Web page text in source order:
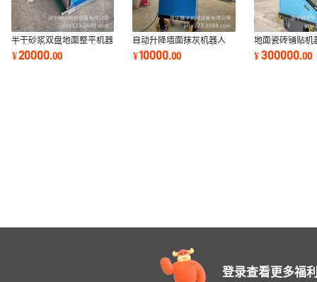
半干砂浆双盘地面整平机器
人 激光地面整平机器人厂
家
¥20000.00
自动升降墙面抹灰机器人
砂浆抹灰机器人 墙体抹灰
机器人
¥10000.00
地面瓷砖铺贴机
铺贴机器人 智
铺贴机器人
¥300000.00
登录查看更多福